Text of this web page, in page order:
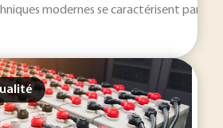
modernes se caractérisent par